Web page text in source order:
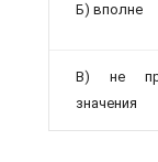
Б) вполне
В) не
значения